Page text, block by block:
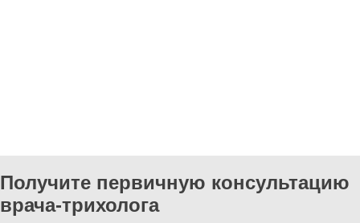
Получите первичную консультацию
врача-трихолога